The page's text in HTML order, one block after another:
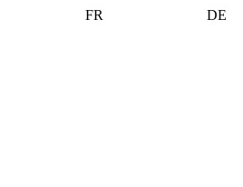
FR DE